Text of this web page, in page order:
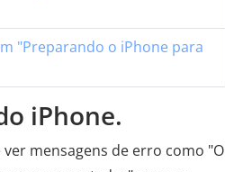
"Preparando o iPhone para
iPhone.
mensagens de erro como "O